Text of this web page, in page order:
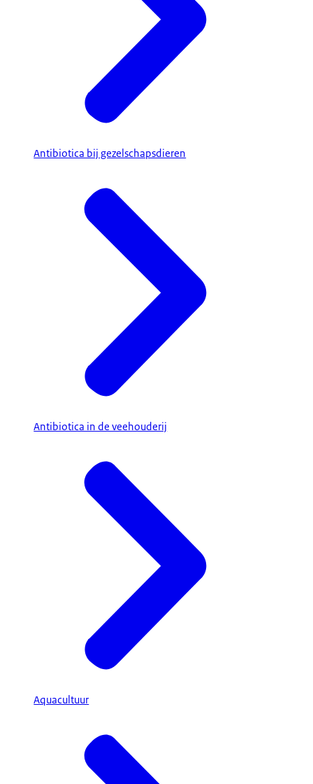
Antibiotica bij gezelschapsdieren
Antibiotica in de veehouderij
Aquacultuur